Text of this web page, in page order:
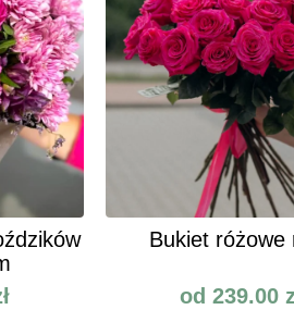
Bukiet różowe
od 239.00